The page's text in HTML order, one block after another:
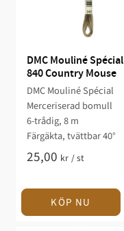
DMC Mouliné Spécial
840 Country Mouse
DMC Mouliné Spécial
Merceriserad bomull
6-trådig, 8 m
Färgäkta, tvättbar 40°
25,00 kr /st